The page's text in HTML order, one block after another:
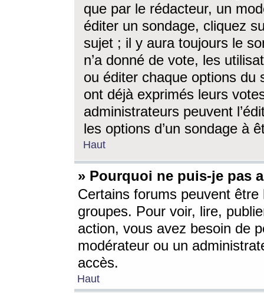
que par le rédacteur, un
éditer un sondage, cliquez
sujet ; il y aura toujours le
n’a donné de vote, les
ou éditer chaque options du
ont déjà exprimés leurs
administrateurs peuvent
les options d’un sondage à
Haut
» Pourquoi ne puis-je pas
Certains forums peuvent être
groupes. Pour voir, lire,
action, vous avez besoin de
modérateur ou un
accès.
Haut